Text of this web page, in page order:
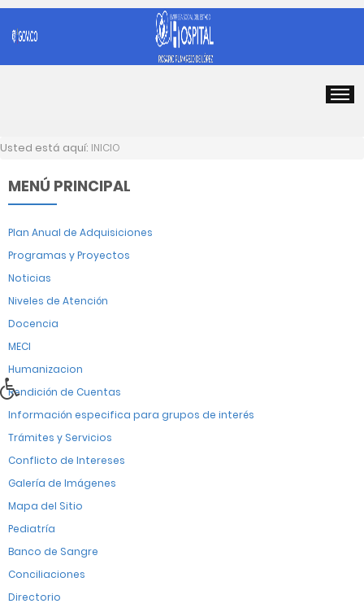
Usted está aquí: INICIO
MENÚ PRINCIPAL
Plan Anual de Adquisiciones
Programas y Proyectos
Noticias
Niveles de Atención
Docencia
MECI
Humanizacion
Rendición de Cuentas
Información especifica para grupos de interés
Trámites y Servicios
Conflicto de Intereses
Galería de Imágenes
Mapa del Sitio
Pediatría
Banco de Sangre
Conciliaciones
Directorio